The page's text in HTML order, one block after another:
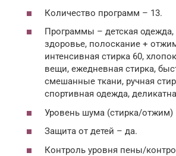
Количество программ – 13.
Программы – детская одежда,
здоровье, полоскание +
интенсивная стирка 60,
вещи, ежедневная стирка,
смешанные ткани, ручная
спортивная одежда,
Уровень шума (стирка/отжим)
Защита от детей – да.
Контроль уровня пены/